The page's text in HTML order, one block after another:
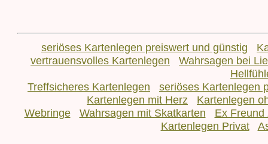
seriöses Kartenlegen preiswert und günstig
vertrauensvolles Kartenlegen
Wahrsagen bei
Treffsicheres Kartenlegen
seriöses Kartenlegen
Kartenlegen mit Herz
Kartenlegen
Webringe
Wahrsagen mit Skatkarten
Ex Freund
Kartenlegen Privat